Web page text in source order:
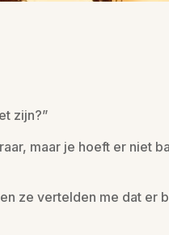
zijn?”
maar je hoeft er niet
ze vertelden me dat er